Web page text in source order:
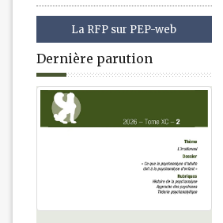
La RFP sur PEP-web
Dernière parution